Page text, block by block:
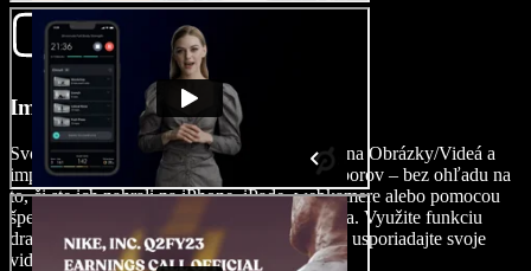
Importujte svoje video
Svoje video k podcastu odštartujte kliknutím na Obrázky/Videá a
importovaním video obsahu a zvukových súborov – bez ohľadu na
to, či ste ich nahrali na iPhone, iPade, webkamere alebo pomocou
špecializovaného nástroja na nahrávanie videa. Využite funkciu
drag-and-drop vo video editore a jednoducho usporiadajte svoje
video klipy a zvuk.